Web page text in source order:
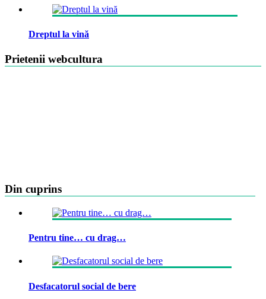
Dreptul la vină
Prietenii webcultura
Din cuprins
Pentru tine… cu drag…
Desfacatorul social de bere